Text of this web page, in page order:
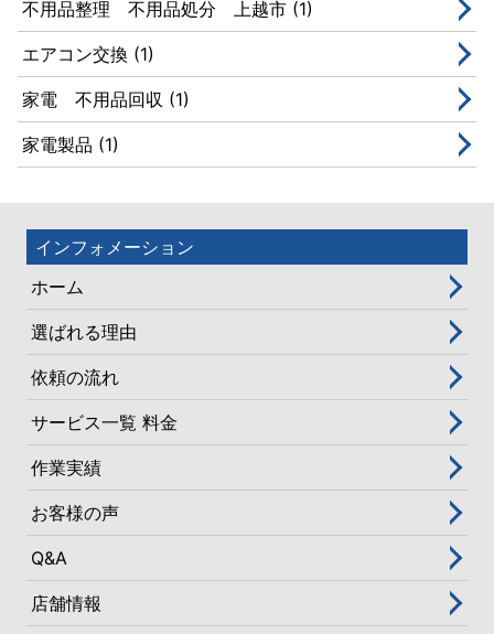
不用品整理 不用品処分 上越市 (1)
エアコン交換 (1)
家電 不用品回収 (1)
家電製品 (1)
インフォメーション
ホーム
選ばれる理由
依頼の流れ
サービス一覧 料金
作業実績
お客様の声
Q&A
店舗情報